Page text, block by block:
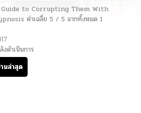
to Corrupting Them With
ค่าเฉลี่ย 5 / 5 จากทั้งหมด 1
งดำเนินการ
นล่าสุด